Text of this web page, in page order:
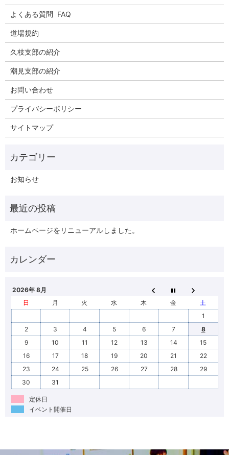
よくある質問 FAQ
道場規約
久枝支部の紹介
潮見支部の紹介
お問い合わせ
プライバシーポリシー
サイトマップ
お知らせ
ホームページをリニューアルしました。
2026年 8月
日
月 火 水 木 金
土
1
2
3 4 5 6 7
8
9
10 11 12 13 14
15
16
17 18 19 20 21
22
23
24 25 26 27 28
29
30
31
定休日
イベント開催日